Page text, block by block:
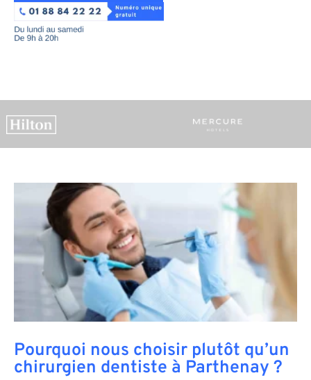
Pourquoi nous choisir plutôt qu’un
chirurgien dentiste à Parthenay ?